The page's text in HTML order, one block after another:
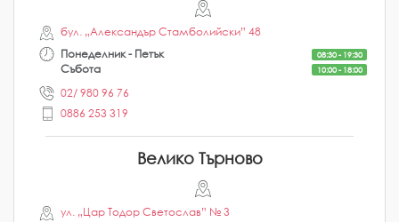
бул. „Александър Стамболийски” 48
Понеделник - Петък
08:30 - 19:30
Събота 10:00 - 18:00
02/ 980 96 76
0886 253 319
Велико Търново
ул. „Цар Тодор Светослав” № 3